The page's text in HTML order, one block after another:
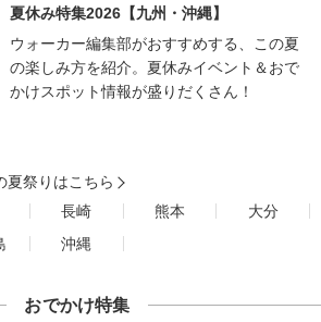
夏休み特集2026【九州・沖縄】
ウォーカー編集部がおすすめする、この夏
の楽しみ方を紹介。夏休みイベント＆おで
かけスポット情報が盛りだくさん！
夏祭りはこちら
長崎 熊本
大分
沖縄
おでかけ特集